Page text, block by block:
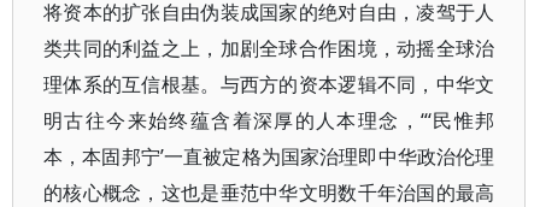
将资本的扩张自由伪装成国家的绝对自由，凌驾于人
类共同的利益之上，加剧全球合作困境，动摇全球治
理体系的互信根基。与西方的资本逻辑不同，中华文
明古往今来始终蕴含着深厚的人本理念，“‘民惟邦
本，本固邦宁’一直被定格为国家治理即中华政治伦理
的核心概念，这也是垂范中华文明数千年治国的最高